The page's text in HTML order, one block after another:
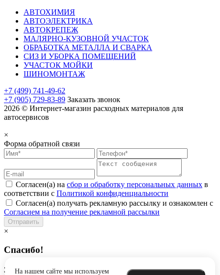
На нашем сайте мы используем
АВТОХИМИЯ
АВТОЭЛЕКТРИКА
АВТОКРЕПЕЖ
МАЛЯРНО-КУЗОВНОЙ УЧАСТОК
ОБРАБОТКА МЕТАЛЛА И СВАРКА
СИЗ И УБОРКА ПОМЕЩЕНИЙ
УЧАСТОК МОЙКИ
ШИНОМОНТАЖ
+7 (499) 741-49-62
+7 (905) 729-83-89 Заказать звонок
2026 © Интернет-магазин расходных материалов для
автосервисов
×
Форма обратной связи
Согласен(а) на сбор и обработку персональных данных в
соответствии с Политикой конфиденциальности
Согласен(а) получать рекламную рассылку и ознакомлен с
Согласием на получение рекламной рассылки
Отправить
×
Спасибо!
Заявка успешно отправлена